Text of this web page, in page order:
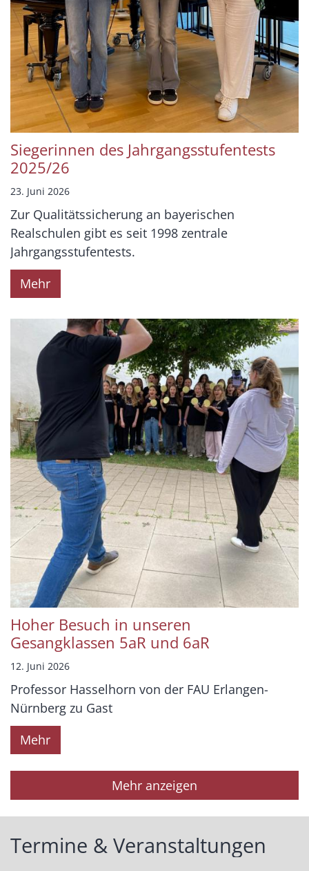
Siegerinnen des Jahrgangsstufentests
2025/26
23. Juni 2026
Zur Qualitätssicherung an bayerischen
Realschulen gibt es seit 1998 zentrale
Jahrgangsstufentests.
Mehr
Hoher Besuch in unseren
Gesangklassen 5aR und 6aR
12. Juni 2026
Professor Hasselhorn von der FAU Erlangen-
Nürnberg zu Gast
Mehr
Mehr anzeigen
Termine & Veranstaltungen